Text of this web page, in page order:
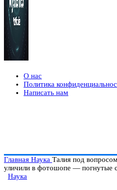
О нас
Политика
Написать нам
Главная Наука Талия под
уличили в фотошопе — погнутые
Наука